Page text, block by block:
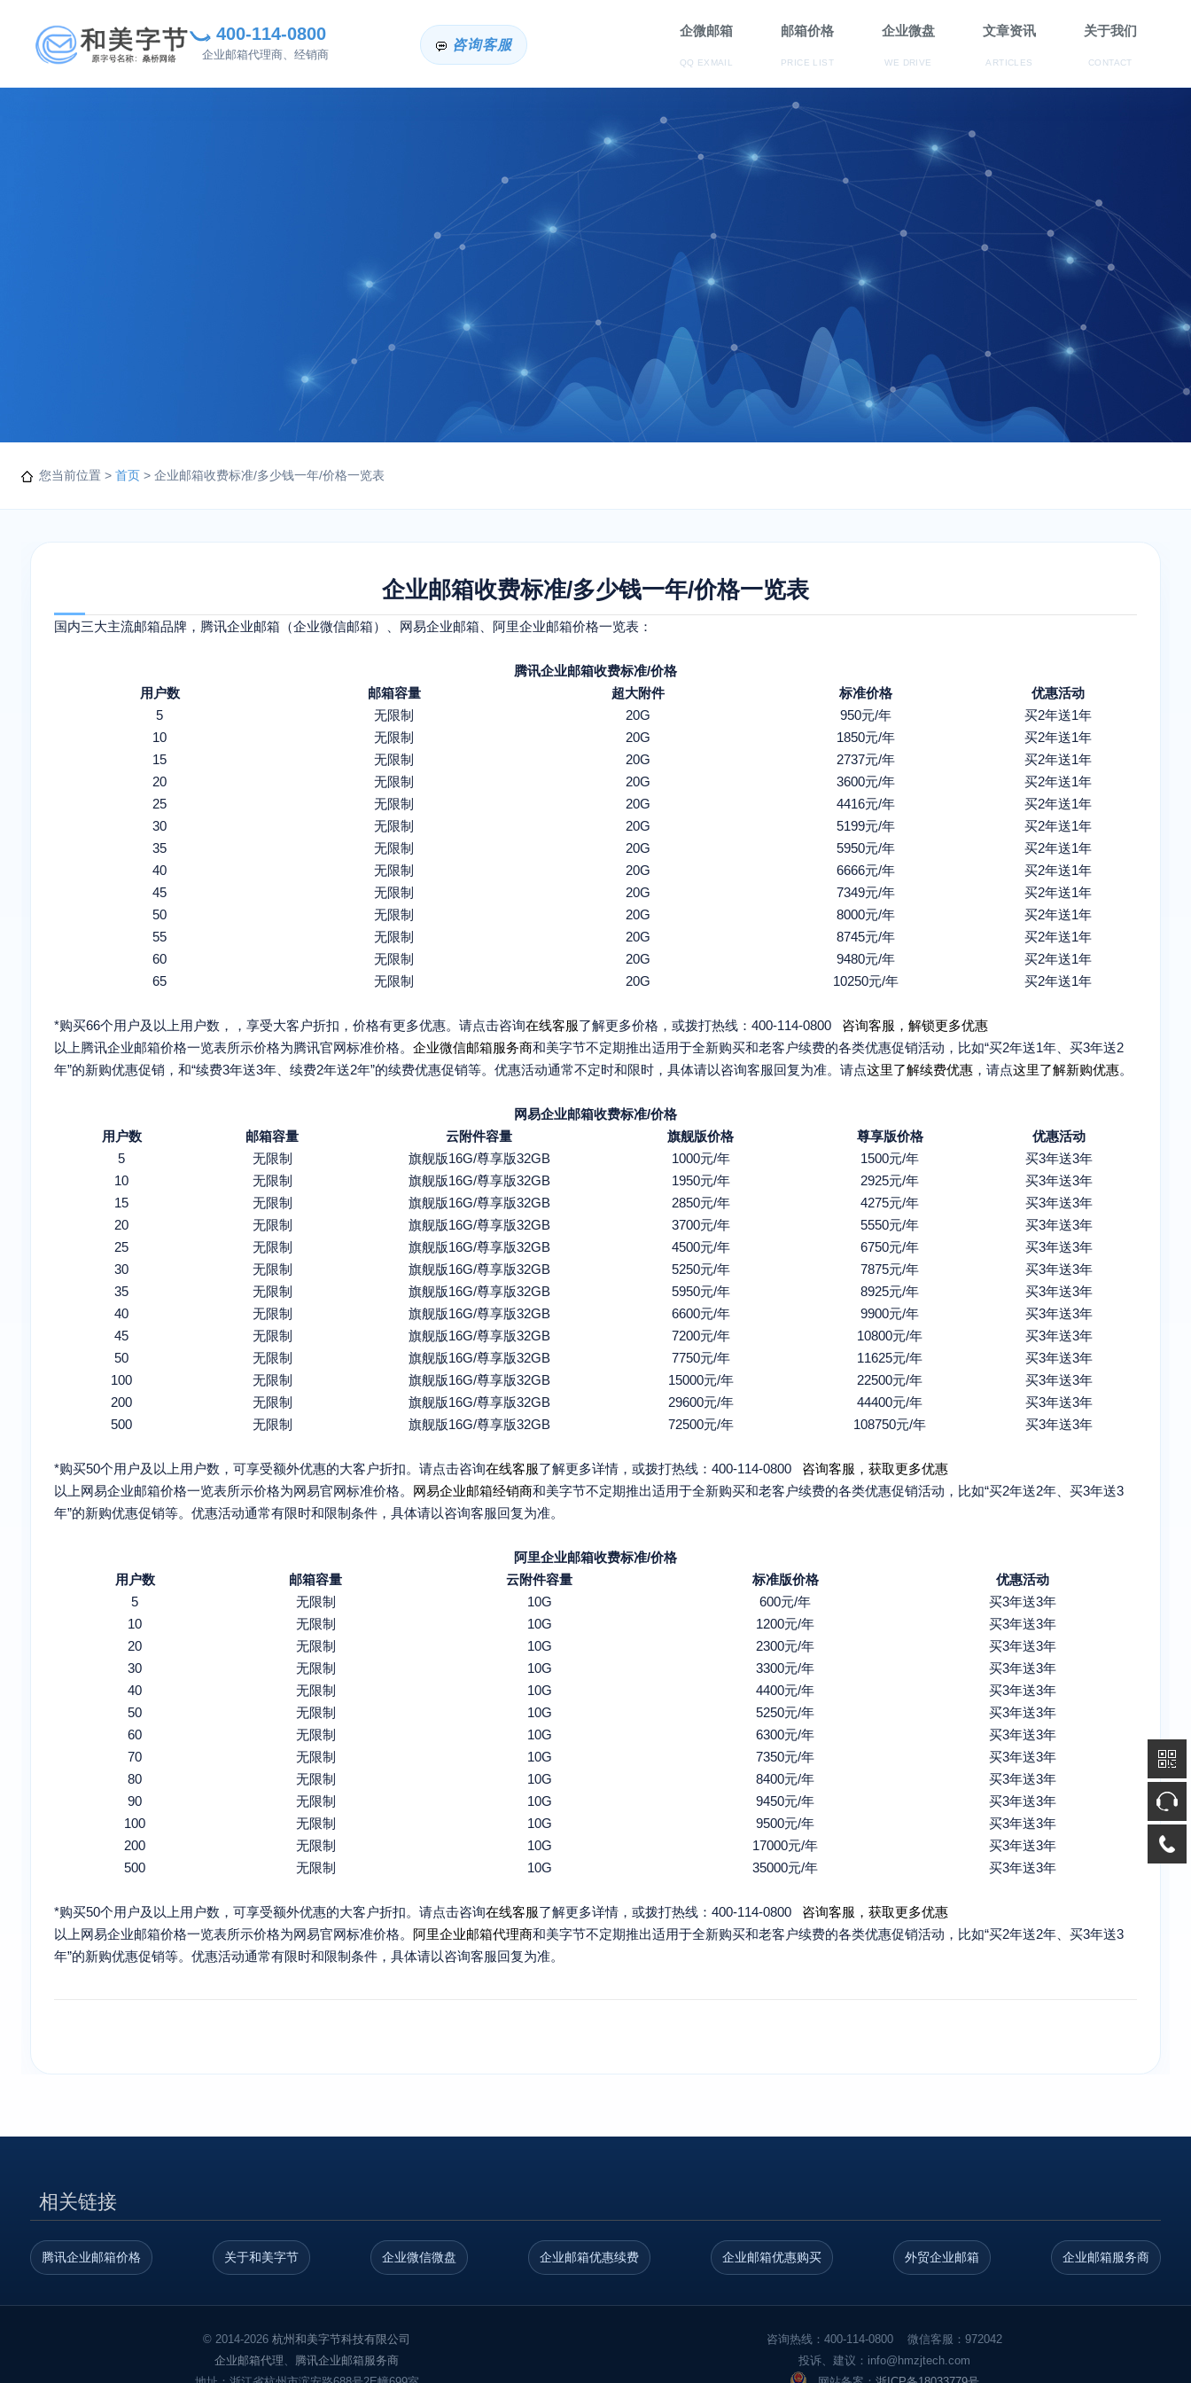
400-114-0800
企业邮箱代理商、经销商
咨询客服
企微邮箱
QQ EXMAIL
邮箱价格
PRICE LIST
企业微盘
WE DRIVE
文章资讯
ARTICLES
关于我们
CONTACT
您当前位置 > 首页 > 企业邮箱收费标准/多少钱一年/价格一览表
企业邮箱收费标准/多少钱一年/价格一览表
国内三大主流邮箱品牌，腾讯企业邮箱（企业微信邮箱）、网易企业邮箱、阿里企业邮箱价格一览表：
腾讯企业邮箱收费标准/价格
用户数
邮箱容量 超大附件 标准价格
优惠活动
5
无限制 20G 950元/年
买2年送1年
10
无限制 20G 1850元/年
买2年送1年
15
无限制 20G 2737元/年
买2年送1年
20
无限制 20G 3600元/年
买2年送1年
25
无限制 20G 4416元/年
买2年送1年
30
无限制 20G 5199元/年
买2年送1年
35
无限制 20G 5950元/年
买2年送1年
40
无限制 20G 6666元/年
买2年送1年
45
无限制 20G 7349元/年
买2年送1年
50
无限制 20G 8000元/年
买2年送1年
55
无限制 20G 8745元/年
买2年送1年
60
无限制 20G 9480元/年
买2年送1年
65
无限制 20G 10250元/年 买2年送1年
*购买66个用户及以上用户数，，享受大客户折扣，价格有更多优惠。请点击咨询在线客服了解更多价格，或拨打热线：400-114-0800 咨询客服，解锁更多优惠
以上腾讯企业邮箱价格一览表所示价格为腾讯官网标准价格。 企业微信邮箱服务商和美字节不定期推出适用于全新购买和老客户续费的各类优惠促销活动，比如“买2年送1年、买3年送2
年”的新购优惠促销，和“续费3年送3年、续费2年送2年”的续费优惠促销等。优惠活动通常不定时和限时，具体请以咨询客服回复为准。请点这里了解续费优惠 ，请点这里了解新购优惠。
网易企业邮箱收费标准/价格
用户数
邮箱容量 云附件容量 旗舰版价格 尊享版价格
优惠活动
5
无限制 旗舰版16G/尊享版32GB 1000元/年 1500元/年
买3年送3年
10
无限制 旗舰版16G/尊享版32GB 1950元/年 2925元/年
买3年送3年
15
无限制 旗舰版16G/尊享版32GB 2850元/年 4275元/年
买3年送3年
20
无限制 旗舰版16G/尊享版32GB 3700元/年 5550元/年
买3年送3年
25
无限制 旗舰版16G/尊享版32GB 4500元/年 6750元/年
买3年送3年
30
无限制 旗舰版16G/尊享版32GB 5250元/年 7875元/年
买3年送3年
35
无限制 旗舰版16G/尊享版32GB 5950元/年 8925元/年
买3年送3年
40
无限制 旗舰版16G/尊享版32GB 6600元/年 9900元/年
买3年送3年
45
无限制 旗舰版16G/尊享版32GB 7200元/年 10800元/年
买3年送3年
50
无限制 旗舰版16G/尊享版32GB 7750元/年 11625元/年
买3年送3年
100
无限制 旗舰版16G/尊享版32GB 15000元/年 22500元/年
买3年送3年
200
无限制 旗舰版16G/尊享版32GB 29600元/年 44400元/年
买3年送3年
500
无限制 旗舰版16G/尊享版32GB 72500元/年 108750元/年 买3年送3年
*购买50个用户及以上用户数，可享受额外优惠的大客户折扣。请点击咨询在线客服了解更多详情，或拨打热线：400-114-0800 咨询客服，获取更多优惠
以上网易企业邮箱价格一览表所示价格为网易官网标准价格。 网易企业邮箱经销商和美字节不定期推出适用于全新购买和老客户续费的各类优惠促销活动，比如“买2年送2年、买3年送3
年”的新购优惠促销等。优惠活动通常有限时和限制条件，具体请以咨询客服回复为准。
阿里企业邮箱收费标准/价格
用户数
邮箱容量 云附件容量 标准版价格
优惠活动
5
无限制 10G 600元/年
买3年送3年
10
无限制 10G 1200元/年
买3年送3年
20
无限制 10G 2300元/年
买3年送3年
30
无限制 10G 3300元/年
买3年送3年
40
无限制 10G 4400元/年
买3年送3年
50
无限制 10G 5250元/年
买3年送3年
60
无限制 10G 6300元/年
买3年送3年
70
无限制 10G 7350元/年
买3年送3年
80
无限制 10G 8400元/年
买3年送3年
90
无限制 10G 9450元/年
买3年送3年
100
无限制 10G 9500元/年
买3年送3年
200
无限制 10G 17000元/年
买3年送3年
500
无限制 10G 35000元/年 买3年送3年
*购买50个用户及以上用户数，可享受额外优惠的大客户折扣。请点击咨询在线客服了解更多详情，或拨打热线：400-114-0800 咨询客服，获取更多优惠
以上网易企业邮箱价格一览表所示价格为网易官网标准价格。 阿里企业邮箱代理商和美字节不定期推出适用于全新购买和老客户续费的各类优惠促销活动，比如“买2年送2年、买3年送3
年”的新购优惠促销等。优惠活动通常有限时和限制条件，具体请以咨询客服回复为准。
相关链接
腾讯企业邮箱价格 关于和美字节 企业微信微盘 企业邮箱优惠续费 企业邮箱优惠购买 外贸企业邮箱 企业邮箱服务商
© 2014-2026 杭州和美字节科技有限公司
企业邮箱代理 、 腾讯企业邮箱服务商
咨询热线：400-114-0800 微信客服：972042
投诉、建议：info@hmzjtech.com